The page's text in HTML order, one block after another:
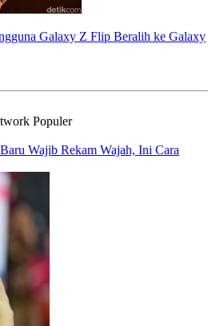
Galaxy Z Flip Beralih ke Galaxy
Populer
Wajib Rekam Wajah, Ini Cara